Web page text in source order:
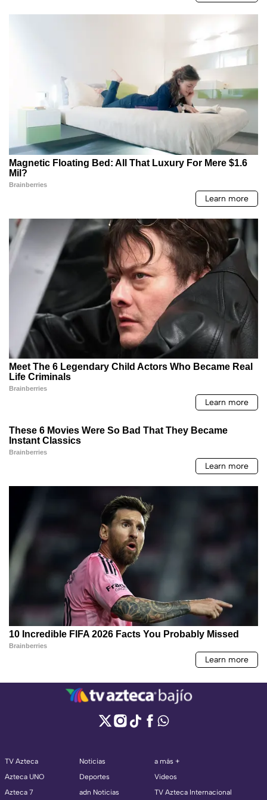
TV Azteca
Azteca UNO
Azteca 7
Noticias
Deportes
adn Noticias
a más +
Videos
TV Azteca Internacional